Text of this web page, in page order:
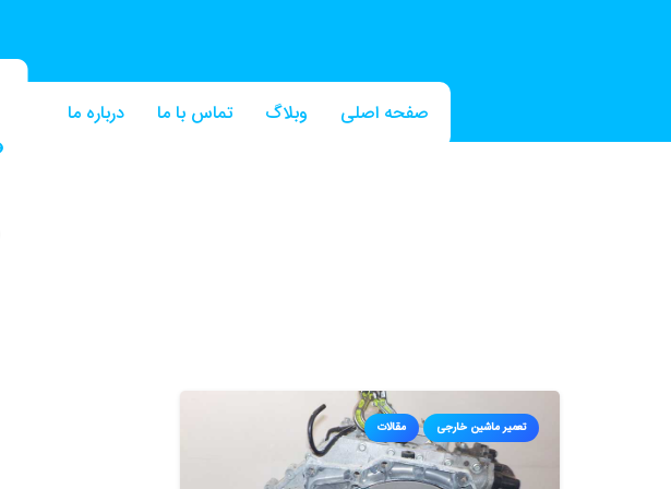
صفحه اصلی وبلاگ تماس با ما درباره ما
تعمیر ماشین خارجی مقالات